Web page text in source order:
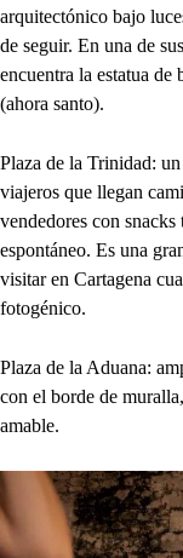
arquitectónico bajo
de seguir. En una de
encuentra la estatua de
(ahora santo).
Plaza de la Trinidad:
viajeros que llegan
vendedores con
espontáneo. Es una
visitar en Cartagena
fotogénico.
Plaza de la Aduana:
con el borde de
amable.